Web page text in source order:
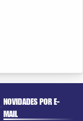
NOVIDADES POR E-
MAIL